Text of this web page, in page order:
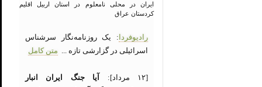
ایران در محلی نامعلوم در استان اربیل اقلیم
کردستان عراق
رادیوفردا : یک روزنامه‌نگار سرشناس
اسرائیلی در گزارشی تازه ... متن کامل
[۱۲ مرداد]:
آیا جنگ ایران انبار